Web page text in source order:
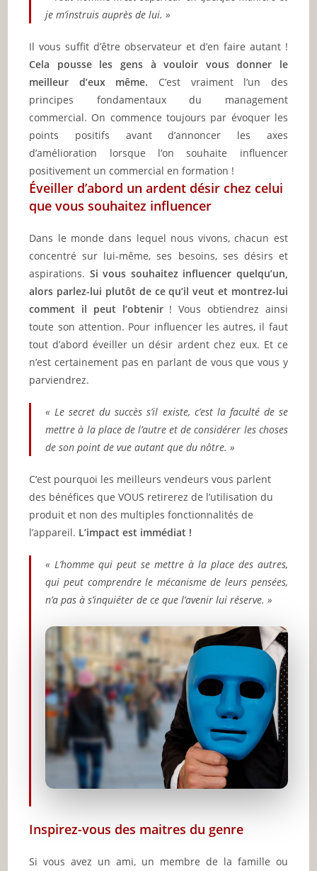
je m’instruis auprès de lui. »
Il vous suffit d’être observateur et d’en faire autant !
Cela pousse les gens à vouloir vous donner le
meilleur d’eux même. C’est vraiment l’un des
principes fondamentaux du management
commercial. On commence toujours par évoquer les
points positifs avant d’annoncer les axes
d’amélioration lorsque l’on souhaite influencer
positivement un commercial en formation !
Éveiller d’abord un ardent désir chez celui
que vous souhaitez influencer
Dans le monde dans lequel nous vivons, chacun est
concentré sur lui-même, ses besoins, ses désirs et
aspirations. Si vous souhaitez influencer quelqu’un,
alors parlez-lui plutôt de ce qu’il veut et montrez-lui
comment il peut l’obtenir! Vous obtiendrez ainsi
toute son attention. Pour influencer les autres, il faut
tout d’abord éveiller un désir ardent chez eux. Et ce
n’est certainement pas en parlant de vous que vous y
parviendrez.
« Le secret du succès s’il existe, c’est la faculté de se
mettre à la place de l’autre et de considérer les choses
de son point de vue autant que du nôtre. »
C’est pourquoi les meilleurs vendeurs vous parlent
des bénéfices que VOUS retirerez de l’utilisation du
produit et non des multiples fonctionnalités de
l’appareil. L’impact est immédiat !
« L’homme qui peut se mettre à la place des autres,
qui peut comprendre le mécanisme de leurs pensées,
n’a pas à s’inquiéter de ce que l’avenir lui réserve. »
Inspirez-vous des maitres du genre
Si vous avez un ami, un membre de la famille ou